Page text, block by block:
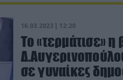
16.03.2023 | 12:20
Το «τερμάτισε» η
σε γυναίκες